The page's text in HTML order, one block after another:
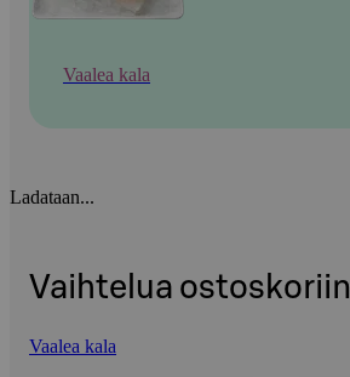
Vaalea kala
Ladataan...
Vaihtelua ostoskoriin
Vaalea kala